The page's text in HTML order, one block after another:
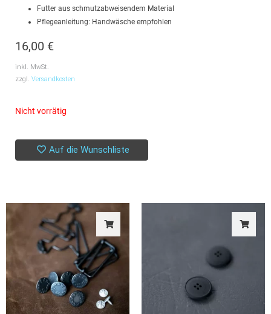
Futter aus schmutzabweisendem Material
Pflegeanleitung: Handwäsche empfohlen
16,00 €
inkl. MwSt.
zzgl. Versandkosten
Nicht vorrätig
Auf die Wunschliste